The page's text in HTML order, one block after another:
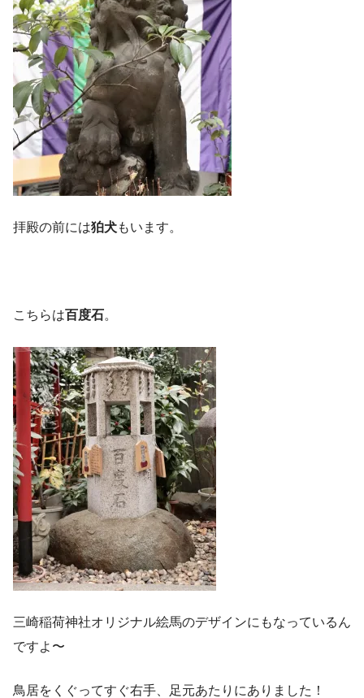
拝殿の前には狛犬もいます。
こちらは百度石。
三崎稲荷神社オリジナル絵馬のデザインにもなっているん
ですよ〜
鳥居をくぐってすぐ右手、足元あたりにありました！